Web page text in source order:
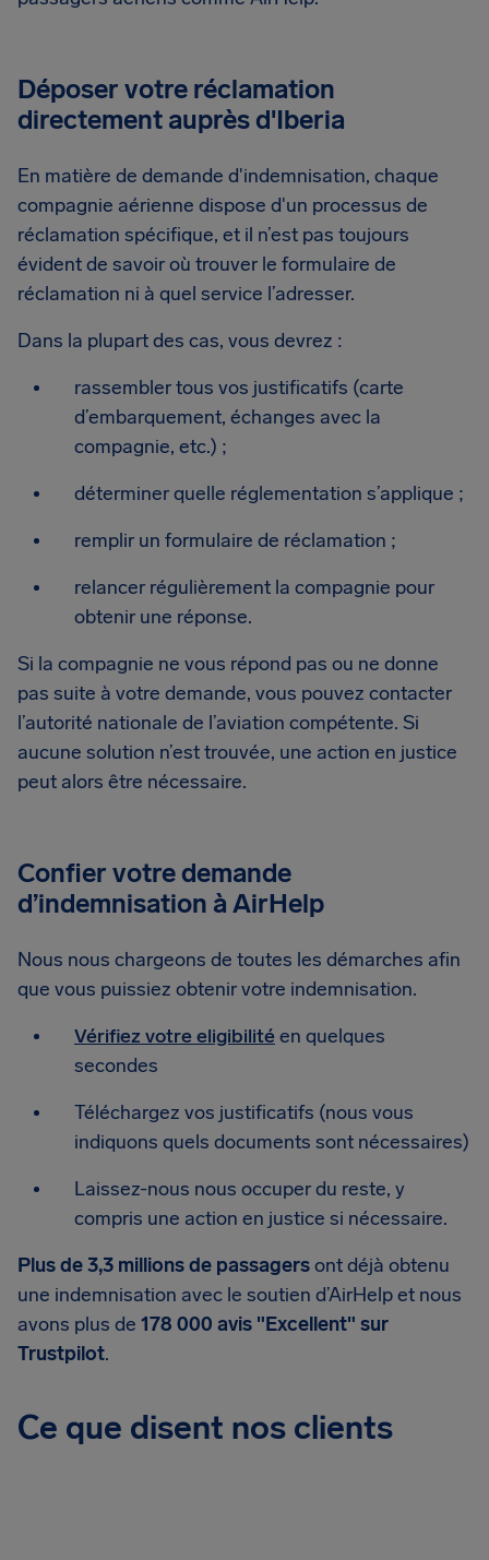
Déposer votre réclamation
directement auprès d'Iberia
En matière de demande d'indemnisation, chaque
compagnie aérienne dispose d'un processus de
réclamation spécifique, et il n’est pas toujours
évident de savoir où trouver le formulaire de
réclamation ni à quel service l’adresser.
Dans la plupart des cas, vous devrez :
rassembler tous vos justificatifs (carte
d’embarquement, échanges avec la
compagnie, etc.) ;
déterminer quelle réglementation s’applique ;
remplir un formulaire de réclamation ;
relancer régulièrement la compagnie pour
obtenir une réponse.
Si la compagnie ne vous répond pas ou ne donne
pas suite à votre demande, vous pouvez contacter
l’autorité nationale de l’aviation compétente. Si
aucune solution n’est trouvée, une action en justice
peut alors être nécessaire.
Confier votre demande
d’indemnisation à AirHelp
Nous nous chargeons de toutes les démarches afin
que vous puissiez obtenir votre indemnisation.
Vérifiez votre eligibilitéen quelques
secondes
Téléchargez vos justificatifs (nous vous
indiquons quels documents sont nécessaires)
Laissez-nous nous occuper du reste, y
compris une action en justice si nécessaire.
Plus de 3,3 millions de passagersont déjà obtenu
une indemnisation avec le soutien d’AirHelp et nous
avons plus de 178 000 avis "Excellent" sur
Trustpilot.
Ce que disent nos clients